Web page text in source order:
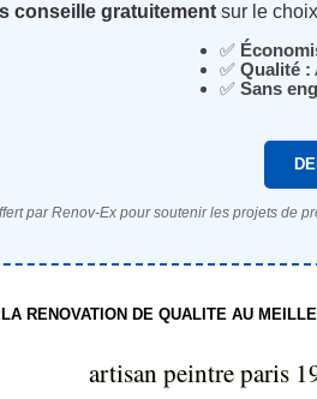
conseille gratuitement sur le
✅
✅ Qualité :
✅ Sans
par Renov-Ex pour soutenir les projets de
RENOVATION DE QUALITE AU
artisan peintre paris